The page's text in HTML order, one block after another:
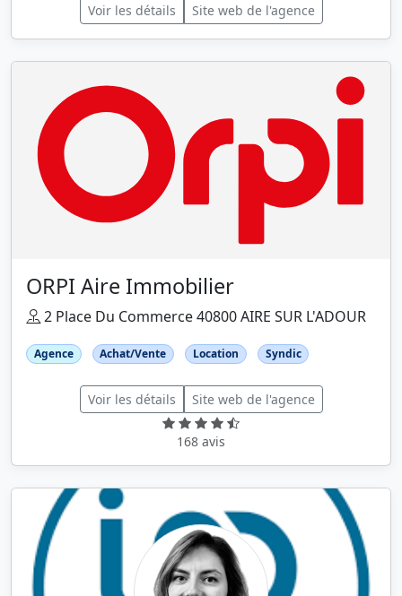
Voir les détails Site web de l'agence
ORPI Aire Immobilier
2 Place Du Commerce 40800 AIRE SUR L'ADOUR
Agence Achat/Vente Location Syndic
Voir les détails Site web de l'agence
168 avis